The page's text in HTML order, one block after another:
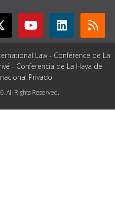
Law - Conférence de La
- Conferencia de La Haya de
Privado
All Rights Reserved.